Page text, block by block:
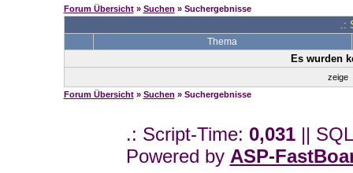
Forum Übersicht» Suchen » Suchergebnisse
.:
Thema
Es wurden
zeige
Forum Übersicht» Suchen » Suchergebnisse
.: Script-Time: 0,031||
Powered by ASP-